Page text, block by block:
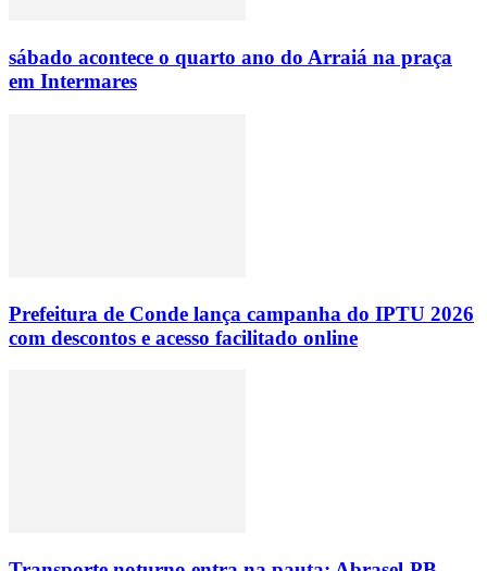
sábado acontece o quarto ano do Arraiá na praça
em Intermares
Prefeitura de Conde lança campanha do IPTU 2026
com descontos e acesso facilitado online